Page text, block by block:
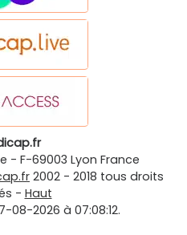
- F-69003 Lyon France
2002 - 2018 tous droits
- Haut
08-2026 à 07:08:12.